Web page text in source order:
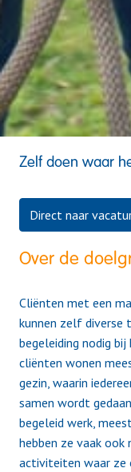
Zelf doen waar
Direct naar
Over de
Cliënten met een
kunnen zelf diverse
begeleiding nodig
cliënten wonen
gezin, waarin
samen wordt
begeleid werk,
hebben ze vaak ook
activiteiten waar ze